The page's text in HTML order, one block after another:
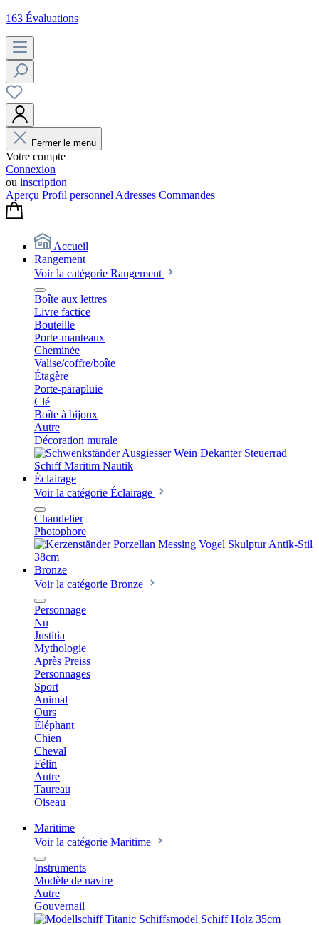
163 Évaluations
Fermer le menu
Votre compte
Connexion
ou inscription
Aperçu Profil personnel Adresses Commandes
Accueil
Rangement
Voir la catégorie Rangement
Boîte aux lettres
Livre factice
Bouteille
Porte-manteaux
Cheminée
Valise/coffre/boîte
Étagère
Porte-parapluie
Clé
Boîte à bijoux
Autre
Décoration murale
Éclairage
Voir la catégorie Éclairage
Chandelier
Photophore
Bronze
Voir la catégorie Bronze
Personnage
Nu
Justitia
Mythologie
Après Preiss
Personnages
Sport
Animal
Ours
Éléphant
Chien
Cheval
Félin
Autre
Taureau
Oiseau
Maritime
Voir la catégorie Maritime
Instruments
Modèle de navire
Autre
Gouvernail